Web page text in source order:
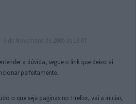
a dúvida, segue o link que deixo aí
perfeitamente.
o que seja paginas no Firefox, vai a iniciar,